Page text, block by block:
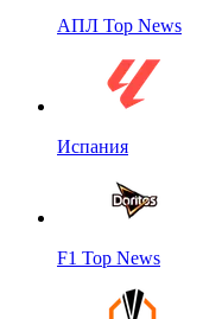
АПЛ Top News
Испания
F1 Top News